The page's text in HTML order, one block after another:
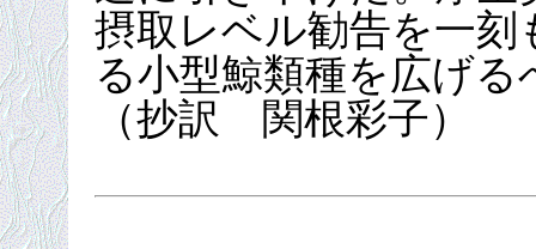
摂取レベル勧告を一
る小型鯨類種を広げる
（抄訳 関根彩子）